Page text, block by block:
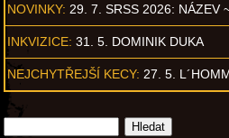
NOVINKY: 29. 7. SRSS 2026: NÁZEV
INKVIZICE: 31. 5. DOMINIK DUKA
NEJCHYTŘEJŠÍ KECY: 27. 5.